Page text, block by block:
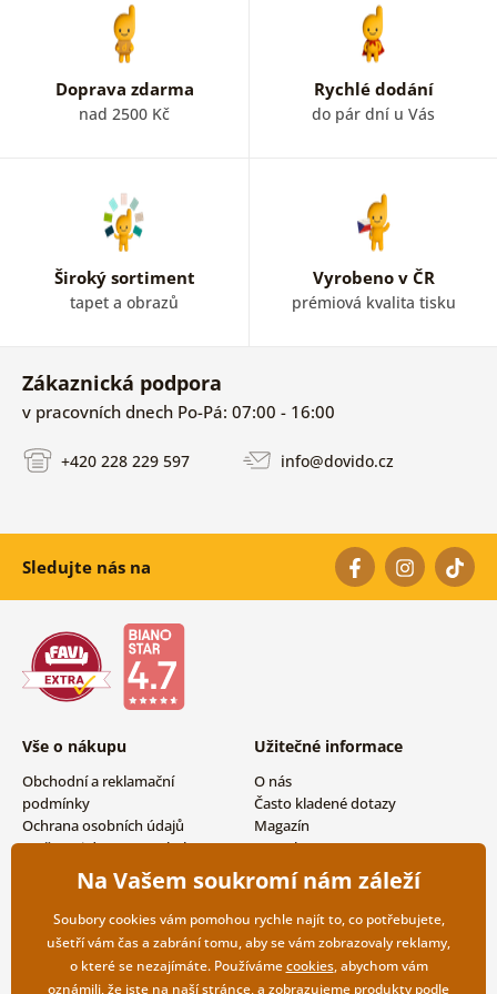
Doprava zdarma
nad 2500 Kč
Rychlé dodání
do pár dní u Vás
Široký sortiment
tapet a obrazů
Vyrobeno v ČR
prémiová kvalita tisku
Zákaznická podpora
v pracovních dnech Po-Pá: 07:00 - 16:00
+420 228 229 597 info@dovido.cz
Sledujte nás na
Vše o nákupu
Obchodní a reklamační
podmínky
Ochrana osobních údajů
Možnosti dopravy a platby
Vrácení zboží
Užitečné informace
O nás
Často kladené dotazy
Magazín
Kontakty
Velkoobchodní spolupráce
Na Vašem soukromí nám záleží
Soubory cookies vám pomohou rychle najít to, co potřebujete,
ušetří vám čas a zabrání tomu, aby se vám zobrazovaly reklamy,
o které se nezajímáte. Používámecookies, abychom vám
oznámili, že jste na naší stránce, a zobrazujeme produkty podle